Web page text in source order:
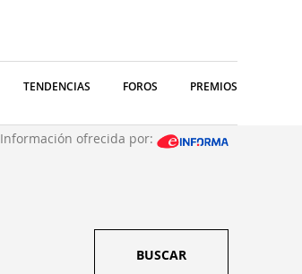
TENDENCIAS FOROS PREMIOS
Información ofrecida por:
BUSCAR